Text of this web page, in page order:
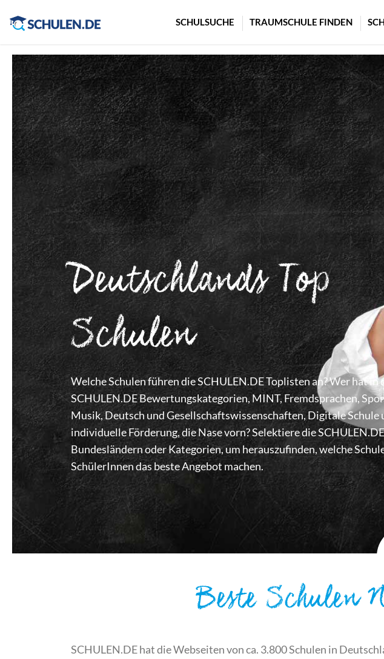
SCHULSUCHE TRAUMSCHULE FINDEN
Deutschlands Top
Schulen
Welche Schulen führen die SCHULEN.DE Toplisten an? Wer hat in
SCHULEN.DE Bewertungskategorien, MINT, Fremdsprachen,
Musik, Deutsch und Gesellschaftswissenschaften, Digitale Schule
individuelle Förderung, die Nase vorn? Selektiere die
Bundesländern oder Kategorien, um herauszufinden, welche
SchülerInnen das beste Angebot machen.
Beste Schulen
SCHULEN.DE hat die Webseiten von ca. 3.800 Schulen in